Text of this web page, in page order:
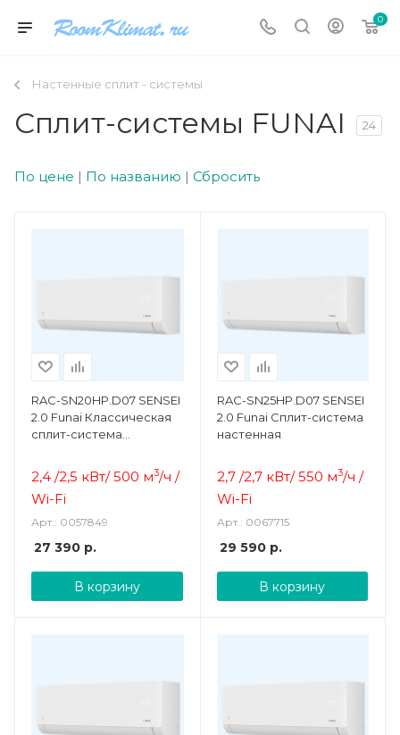
0
Настенные сплит - системы
Сплит-системы FUNAI 24
По цене | По названию | Сбросить
RAC-SN20HP.D07 SENSEI
2.0 Funai Классическая
сплит-система
2,4 /2,5 кВт/ 500 м3/ч /
Wi-Fi
Арт.: 0057849
27 390 р.
В корзину
RAC-SN25HP.D07 SENSEI
2.0 Funai Cплит-система
настенная
2,7 /2,7 кВт/ 550 м3/ч /
Wi-Fi
Арт.: 0067715
29 590р.
В корзину